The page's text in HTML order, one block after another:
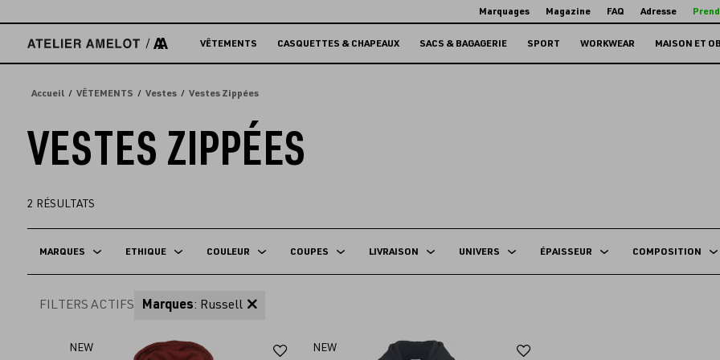
directement
contenu
Marquages Magazine FAQ Adresse
VÊTEMENTS CASQUETTES & CHAPEAUX SACS & BAGAGERIE SPORT WORKWEAR MAISON ET
Accueil VÊTEMENTS Vestes Vestes Zippées
VESTES ZIPPÉES
2 RÉSULTATS
MARQUES ETHIQUE COULEUR COUPES LIVRAISON UNIVERS ÉPAISSEUR COMPOSITION
FILTERS ACTIFS Marques: Russell
NEW
Ajouter
NEW